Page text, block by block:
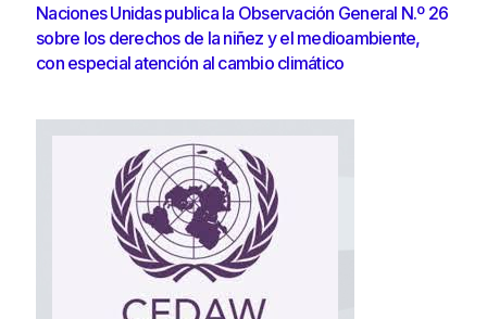
Naciones Unidas publica la Observación General N.º 26
sobre los derechos de la niñez y el medioambiente,
con especial atención al cambio climático